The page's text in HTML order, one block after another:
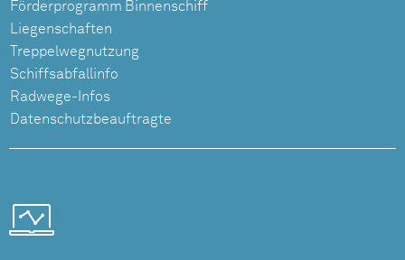
Förderprogramm Binnenschiff
Liegenschaften
Treppelwegnutzung
Schiffsabfallinfo
Radwege-Infos
Datenschutzbeauftragte